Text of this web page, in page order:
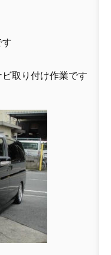
す
取り付け作業です